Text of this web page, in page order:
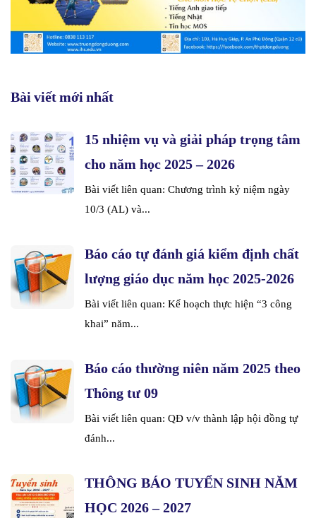
Bài viết mới nhất
15 nhiệm vụ và giải pháp trọng tâm
cho năm học 2025 – 2026
Bài viết liên quan: Chương trình kỷ niệm ngày
10/3 (AL) và...
Báo cáo tự đánh giá kiểm định chất
lượng giáo dục năm học 2025-2026
Bài viết liên quan: Kế hoạch thực hiện “3 công
khai” năm...
Báo cáo thường niên năm 2025 theo
Thông tư 09
Bài viết liên quan: QĐ v/v thành lập hội đồng tự
đánh...
THÔNG BÁO TUYỂN SINH NĂM
HỌC 2026 – 2027